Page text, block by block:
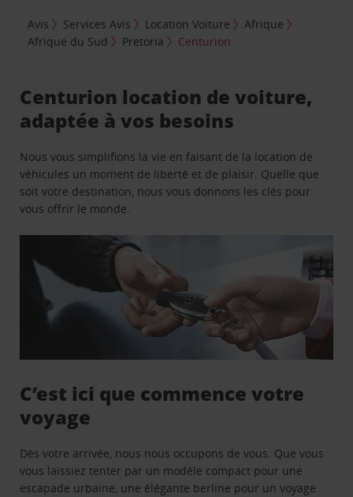
Avis Services Avis Location Voiture
Afrique
Afrique du Sud
Pretoria Centurion
Centurion location de voiture,
adaptée à vos besoins
Nous vous simplifions la vie en faisant de la location de
véhicules un moment de liberté et de plaisir. Quelle que
soit votre destination, nous vous donnons les clés pour
vous offrir le monde.
C’est ici que commence votre
voyage
Dès votre arrivée, nous nous occupons de vous. Que vous
vous laissiez tenter par un modèle compact pour une
escapade urbaine, une élégante berline pour un voyage